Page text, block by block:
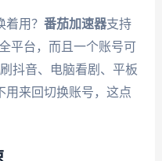
用？ 番茄加速器支持
平台，而且一个账号可
抖音、电脑看剧、平板
用来回切换账号，这点